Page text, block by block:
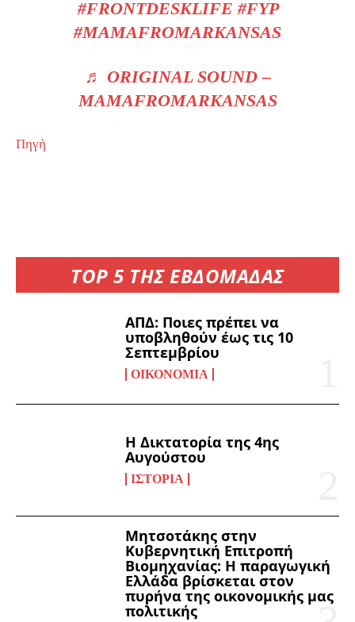
TOP 5 ΤΗΣ ΕΒΔΟΜΑΔΑΣ
ΑΠΔ: Ποιες πρέπει να
υποβληθούν έως τις 10
Σεπτεμβρίου
ΟΙΚΟΝΟΜΊΑ
Η Δικτατορία της 4ης
Αυγούστου
ΙΣΤΟΡΊΑ
Μητσοτάκης στην
Κυβερνητική Επιτροπή
Βιομηχανίας: Η παραγωγική
Ελλάδα βρίσκεται στον
πυρήνα της οικονομικής μας
πολιτικής
#FRONTDESKLIFE #FYP
#MAMAFROMARKANSAS
♬ ORIGINAL SOUND –
MAMAFROMARKANSAS
Πηγή